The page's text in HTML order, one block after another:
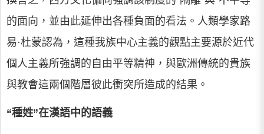
的面向，並由此延伸出各種負面的看法。人類學家路
易·杜蒙認為，這種我族中心主義的觀點主要源於近代
個人主義所強調的自由平等精神，與歐洲傳統的貴族
與教會這兩個階層彼此衝突所造成的結果。
“種姓”在漢語中的語義